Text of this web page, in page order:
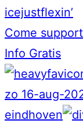
icejustflexin’
Come
Info Gratis
zo 16-aug-
eindhoven